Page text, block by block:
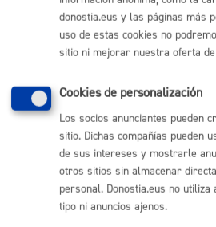
Enlaces útiles
Perfil del contratante
Sede electrónica
Mapas - GeoDonostia
Sala de prensa
Mapa web
Otras páginas web corporativas
donostia.eus y las páginas más
uso de estas cookies no
sitio ni mejorar nuestra oferta
Cookies de personalización
Los socios anunciantes pueden
sitio. Dichas compañías pueden
de sus intereses y mostrarle
otros sitios sin almacenar
personal. Donostia.eus no
tipo ni anuncios ajenos.